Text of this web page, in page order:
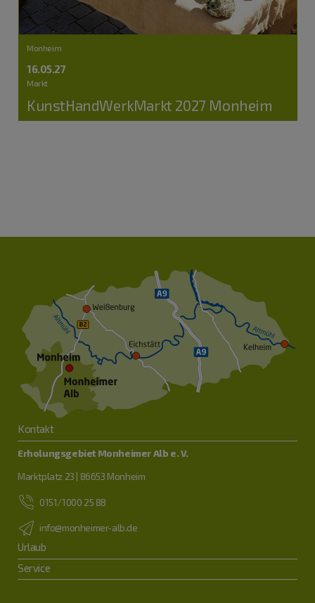
Monheim
16.05.27
Markt
KunstHandWerkMarkt 2027 Monheim
Kontakt
Erholungsgebiet Monheimer Alb e. V.
Marktplatz 23 | 86653 Monheim
0151/1000 25 88
info@monheimer-alb.de
Urlaub
Service